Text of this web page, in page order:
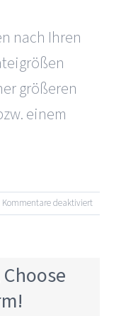
nach Ihren
größeren
einem
Kommentare deaktiviertfür
Wie